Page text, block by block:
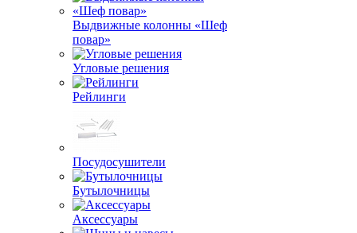
Bыдвижные колонны «Шеф
повар»
Угловые решения
Рейлинги
Посудосушители
Бутылочницы
Аксессуары